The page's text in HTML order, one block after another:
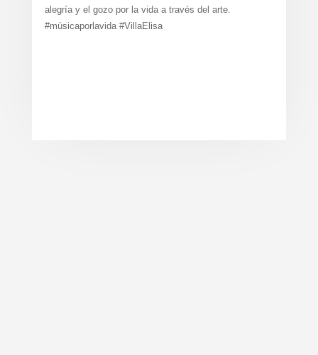
alegría y el gozo por la vida a través del arte.
#músicaporlavida #VillaElisa